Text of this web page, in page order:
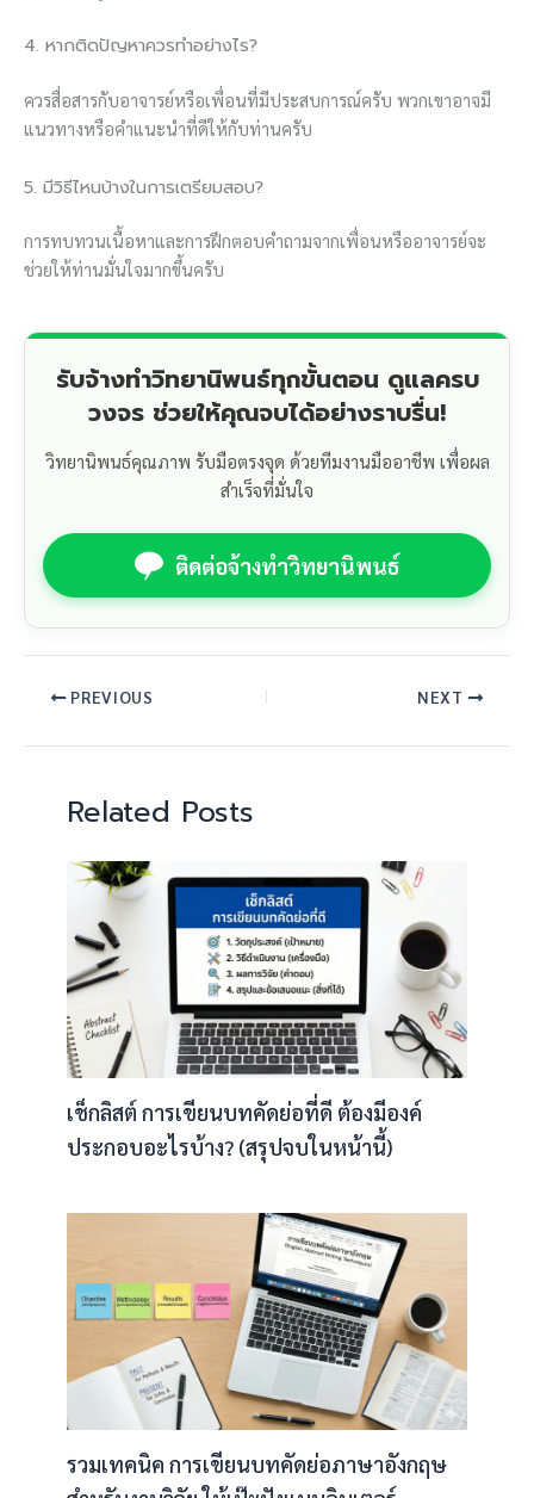
4. หากติดปัญหาควรทำอย่างไร?
ควรสื่อสารกับอาจารย์หรือเพื่อนที่มีประสบการณ์ครับ พวกเขาอาจมี
แนวทางหรือคำแนะนำที่ดีให้กับท่านครับ
5. มีวิธีไหนบ้างในการเตรียมสอบ?
การทบทวนเนื้อหาและการฝึกตอบคำถามจากเพื่อนหรืออาจารย์จะ
ช่วยให้ท่านมั่นใจมากขึ้นครับ
รับจ้างทำวิทยานิพนธ์ทุกขั้นตอน ดูแลครบ
วงจร ช่วยให้คุณจบได้อย่างราบรื่น!
วิทยานิพนธ์คุณภาพ รับมือตรงจุด ด้วยทีมงานมืออาชีพ เพื่อผล
สำเร็จที่มั่นใจ
ติดต่อจ้างทำวิทยานิพนธ์
PREVIOUS NEXT
Related Posts
เช็กลิสต์ การเขียนบทคัดย่อที่ดี ต้องมีองค์
ประกอบอะไรบ้าง? (สรุปจบในหน้านี้)
รวมเทคนิค การเขียนบทคัดย่อภาษาอังกฤษ